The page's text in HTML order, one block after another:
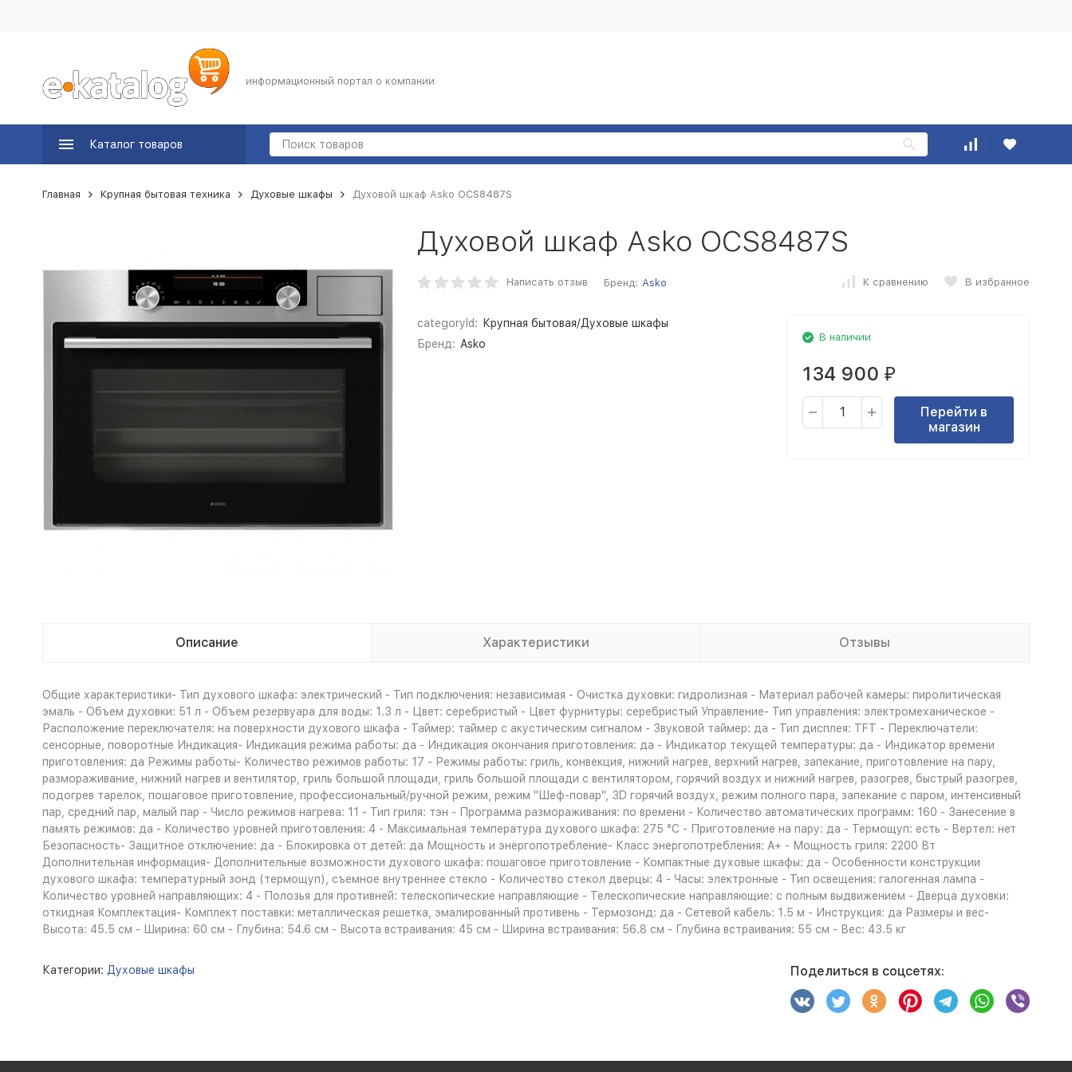
информационный портал о компании
Каталог товаров
Главная Крупная бытовая техника Духовые шкафы Духовой шкаф Asko OCS8487S
Духовой шкаф Asko OCS8487S
Написать отзыв Бренд: Asko К сравнению В избранное
categoryId:
Крупная бытовая/Духовые шкафы
Бренд: Asko
В наличии
134 900 ₽
Перейти в
магазин
Описание Характеристики Отзывы
Общие характеристики- Тип духового шкафа: электрический - Тип подключения: независимая - Очистка духовки: гидролизная - Материал рабочей камеры: пиролитическая
эмаль - Объем духовки: 51 л - Объем резервуара для воды: 1.3 л - Цвет: серебристый - Цвет фурнитуры: серебристый Управление- Тип управления: электромеханическое -
Расположение переключателя: на поверхности духового шкафа - Таймер: таймер с акустическим сигналом - Звуковой таймер: да - Тип дисплея: TFT - Переключатели:
сенсорные, поворотные Индикация- Индикация режима работы: да - Индикация окончания приготовления: да - Индикатор текущей температуры: да - Индикатор времени
приготовления: да Режимы работы- Количество режимов работы: 17 - Режимы работы: гриль, конвекция, нижний нагрев, верхний нагрев, запекание, приготовление на пару,
размораживание, нижний нагрев и вентилятор, гриль большой площади, гриль большой площади с вентилятором, горячий воздух и нижний нагрев, разогрев, быстрый разогрев,
подогрев тарелок, пошаговое приготовление, профессиональный/ручной режим, режим "Шеф-повар", 3D горячий воздух, режим полного пара, запекание с паром, интенсивный
пар, средний пар, малый пар - Число режимов нагрева: 11 - Тип гриля: тэн - Программа размораживания: по времени - Количество автоматических программ: 160 - Занесение в
память режимов: да - Количество уровней приготовления: 4 - Максимальная температура духового шкафа: 275 °С - Приготовление на пару: да - Термощуп: есть - Вертел: нет
Безопасность- Защитное отключение: да - Блокировка от детей: да Мощность и энергопотребление- Класс энергопотребления: A+ - Мощность гриля: 2200 Вт
Дополнительная информация- Дополнительные возможности духового шкафа: пошаговое приготовление - Компактные духовые шкафы: да - Особенности конструкции
духового шкафа: температурный зонд (термощуп), съемное внутреннее стекло - Количество стекол дверцы: 4 - Часы: электронные - Тип освещения: галогенная лампа -
Количество уровней направляющих: 4 - Полозья для противней: телескопические направляющие - Телескопические направляющие: с полным выдвижением - Дверца духовки:
откидная Комплектация- Комплект поставки: металлическая решетка, эмалированный противень - Термозонд: да - Сетевой кабель: 1.5 м - Инструкция: да Размеры и вес-
Высота: 45.5 см - Ширина: 60 см - Глубина: 54.6 см - Высота встраивания: 45 см - Ширина встраивания: 56.8 см - Глубина встраивания: 55 см - Вес: 43.5 кг
Категории: Духовые шкафы Поделиться в соцсетях: